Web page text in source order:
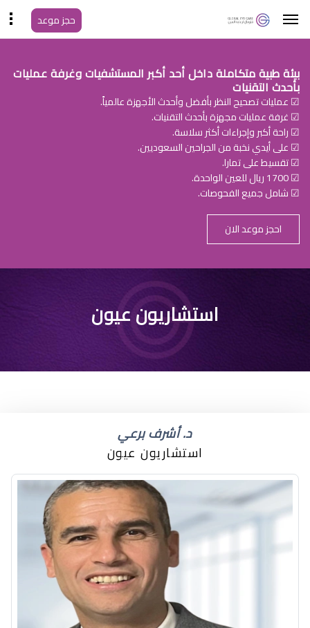
حجز موعد
بيئة طبية متكاملة داخل أحد أكبر المستشفيات وغرفة عمليات
بأحدث التقنيات
☑ عمليات تصحيح النظر بأفضل وأحدث الأجهزة عالمياً.
☑ غرفة عمليات مجهزة بأحدث التقنيات.
☑ راحة أكبر وإجراءات أكثر سلاسة.
☑ على أيدي نخبة من الجراحين السعوديين.
☑ تقسيط على تمارا.
☑ 1700 ريال للعين الواحدة.
☑ شامل جميع الفحوصات.
احجز موعد الان
استشاريون عيون
د. أشرف برعي
استشاريون عيون